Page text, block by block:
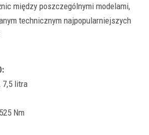
między poszczególnymi modelami,
technicznym najpopularniejszych
7,5 litra
Nm